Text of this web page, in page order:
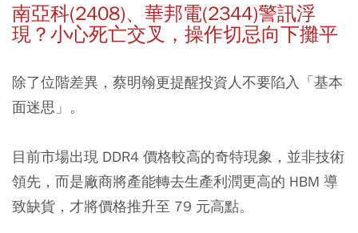
南亞科(2408)、華邦電(2344)警訊浮
現？小心死亡交叉，操作切忌向下攤平
除了位階差異，蔡明翰更提醒投資人不要陷入「基本
面迷思」。
目前市場出現 DDR4 價格較高的奇特現象，並非技術
領先，而是廠商將產能轉去生產利潤更高的 HBM 導
致缺貨，才將價格推升至 79 元高點。